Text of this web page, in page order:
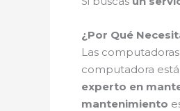
¿Por Qué
Las
computadora
experto en
mantenimiento